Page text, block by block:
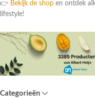
👉 Bekijk de shop en ontdek
lifestyle!
Categorieën